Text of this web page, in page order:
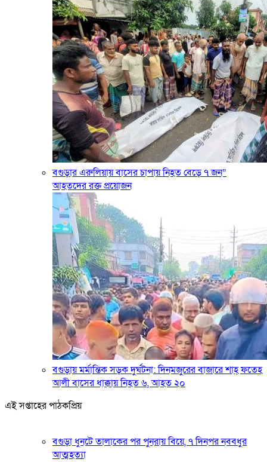
বগুড়ার এরুলিয়ায় বাসের চাপায় নিহত বেড়ে ৭ জন”
আহতদের রক্ত প্রয়োজন
বগুড়ায় মর্মান্তিক সড়ক দুর্ঘটনা: দিনমজুরের বাজারে শাহ্ ফতেহ
আলী বাসের ধাক্কায় নিহত ৬, আহত ২০
এই সপ্তাহের পাঠকপ্রিয়
বগুড়া ধুনটে তালাকের পর পুনরায় বিয়ে, ৭ দিনপর নববধুর
আত্মহত্যা